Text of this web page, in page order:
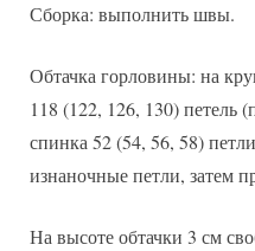
Сборка: выполнить швы.
Обтачка горловины: на
118 (122, 126, 130) петель
спинка 52 (54, 56, 58)
изнаночные петли, затем
На высоте обтачки 3 см